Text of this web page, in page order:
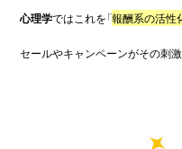
心理学ではこれを「報酬系の活性
セールやキャンペーンがその刺